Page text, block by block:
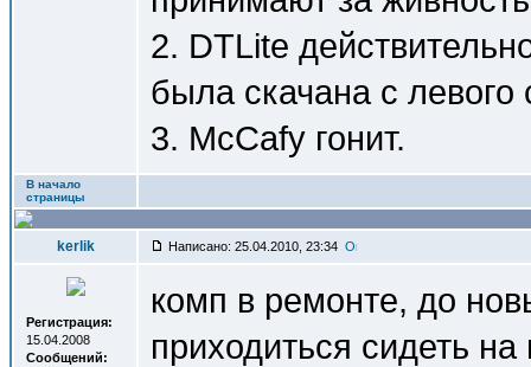
2. DTLite
была скачана с левого
3. McCafy гонит.
В начало
страницы
kerlik Написано: 25.04.2010, 23:34
Регистрация:
15.04.2008
Сообщений:
комп в ремонте, до
приходиться сидеть